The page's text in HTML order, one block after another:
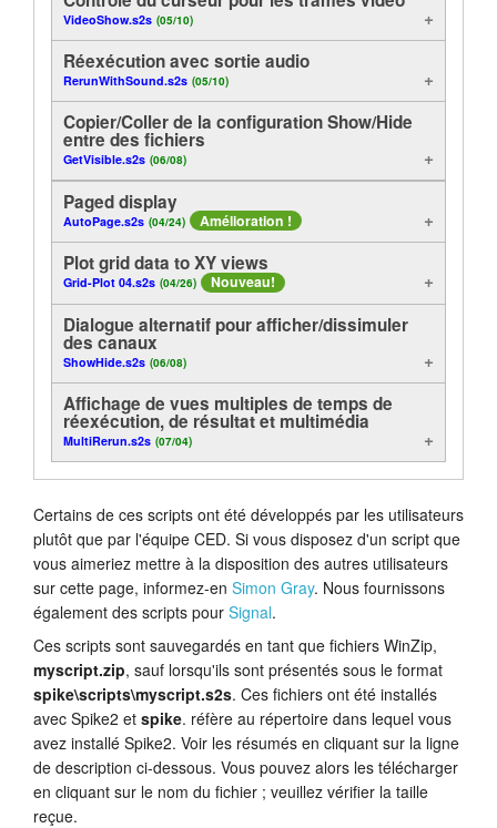
Tutoriels
Assistance
Revendeurs
Analyse
Affichage
Archivés
Contrôle
Expériences
Exemples de méthode
Spectre de fréquence
VideoShow.s2s (05/10)
Réexécution avec sortie audio
RerunWithSound.s2s (05/10)
Copier/Coller de la configuration Show/Hide
entre des fichiers
GetVisible.s2s (06/08)
Paged display
AutoPage.s2s (04/24) Amélioration !
Plot grid data to XY views
Grid-Plot 04.s2s (04/26) Nouveau!
Dialogue alternatif pour afficher/dissimuler
des canaux
ShowHide.s2s (06/08)
Affichage de vues multiples de temps de
réexécution, de résultat et multimédia
MultiRerun.s2s (07/04)
Certains de ces scripts ont été développés par les utilisateurs
plutôt que par l'équipe CED. Si vous disposez d'un script que
vous aimeriez mettre à la disposition des autres utilisateurs
sur cette page, informez-en Simon Gray. Nous fournissons
également des scripts pour Signal.
Ces scripts sont sauvegardés en tant que fichiers WinZip,
myscript.zip, sauf lorsqu'ils sont présentés sous le format
spike\scripts\myscript.s2s. Ces fichiers ont été installés
avec Spike2 et spike. réfère au répertoire dans lequel vous
avez installé Spike2. Voir les résumés en cliquant sur la ligne
de description ci-dessous. Vous pouvez alors les télécharger
en cliquant sur le nom du fichier ; veuillez vérifier la taille
reçue.